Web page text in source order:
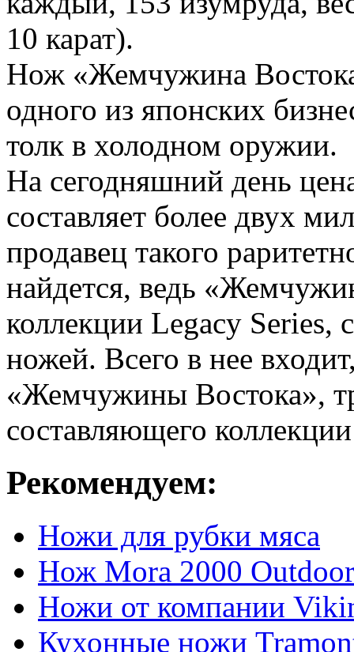
10 карат).
Нож «Жемчужина
одного из японских
толк в холодном оружии.
На сегодняшний день
составляет более двух
продавец такого
найдется, ведь
коллекции Legacy Series,
ножей. Всего в нее
«Жемчужины Востока»,
составляющего
Рекомендуем:
Ножи для рубки мяса
Нож Mora 2000 Outdoor
Ножи от компании
Кухонные ножи